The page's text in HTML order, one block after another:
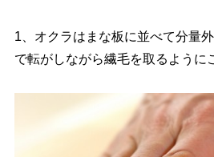
1、オクラはまな板に並べて分量
で転がしながら繊毛を取るように